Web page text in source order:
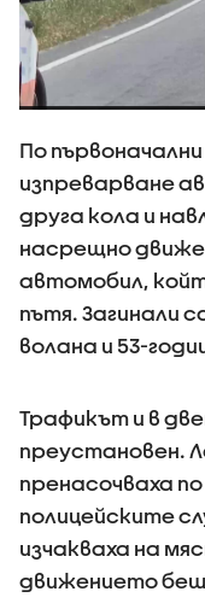
По
изпреварване
друга кола и
насрещно
автомобил,
пътя. Загинали
волана и 53-
Трафикът и в
преустановен.
пренасочваха
полицейските
изчакваха на
движението